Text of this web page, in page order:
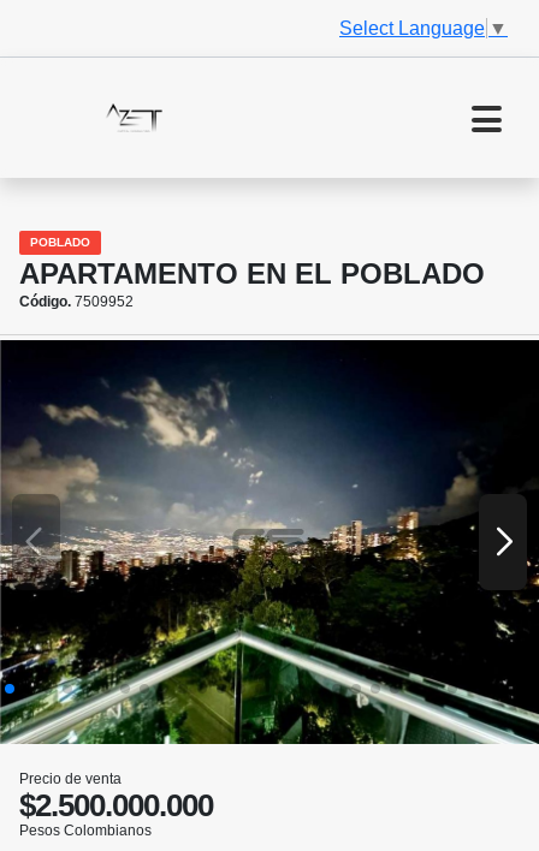
Select Language ▼
POBLADO
APARTAMENTO EN EL POBLADO
Código. 7509952
Precio de venta
$2.500.000.000
Pesos Colombianos